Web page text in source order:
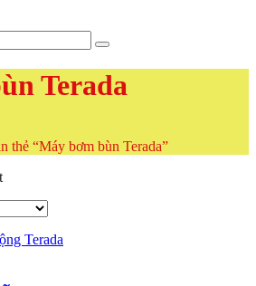
Terada
thẻ “Máy bơm bùn Terada”